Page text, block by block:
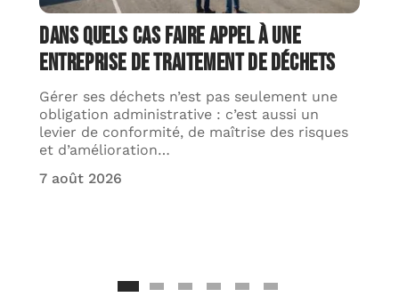
Dans quels cas faire appel à une
entreprise de traitement de déchets
Gérer ses déchets n’est pas seulement une
obligation administrative : c’est aussi un
levier de conformité, de maîtrise des risques
et d’amélioration…
7 août 2026